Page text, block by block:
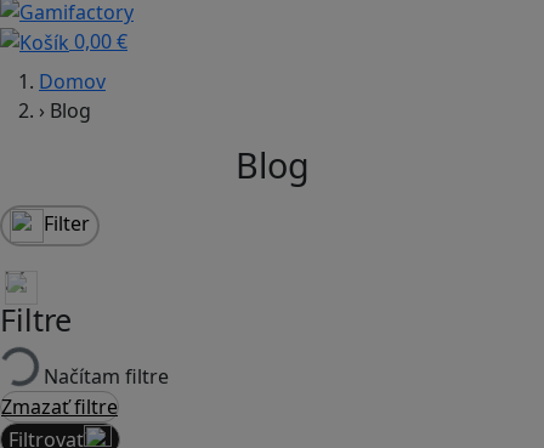
0,00 €
Domov
› Blog
Blog
Filter
Filtre
Načítam filtre
Zmazať filtre
Filtrovať